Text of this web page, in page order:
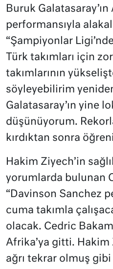
Buruk Galatasaray’ın
performansıyla
“Şampiyonlar
Türk takımları için
takımlarının
söyleyebilirim
Galatasaray’ın yine
düşünüyorum.
kırdıktan sonra
Hakim Ziyech’in
yorumlarda bulunan
“Davinson Sanchez
cuma takımla
olacak. Cedric
Afrika’ya gitti. Hakim
ağrı tekrar olmuş